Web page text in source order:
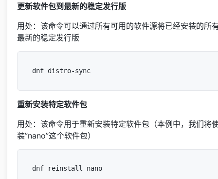
更新软件包到最新的稳定发行版
用处：该命令可以通过所有可用的软件源将已经安装的所
最新的稳定发行版
dnf distro-sync
重新安装特定软件包
用处：该命令用于重新安装特定软件包（本例中，我们将
装”nano”这个软件包）
dnf reinstall nano